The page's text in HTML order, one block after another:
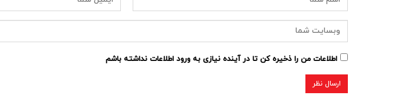
اطلاعات من را ذخیره کن تا در آینده نیازی به ورود اطلاعات نداشته باشم